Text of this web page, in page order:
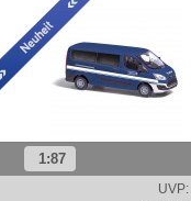
1:87
UVP: